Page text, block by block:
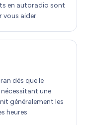
en autoradio sont
aider.
dès que le
une
généralement les
heures